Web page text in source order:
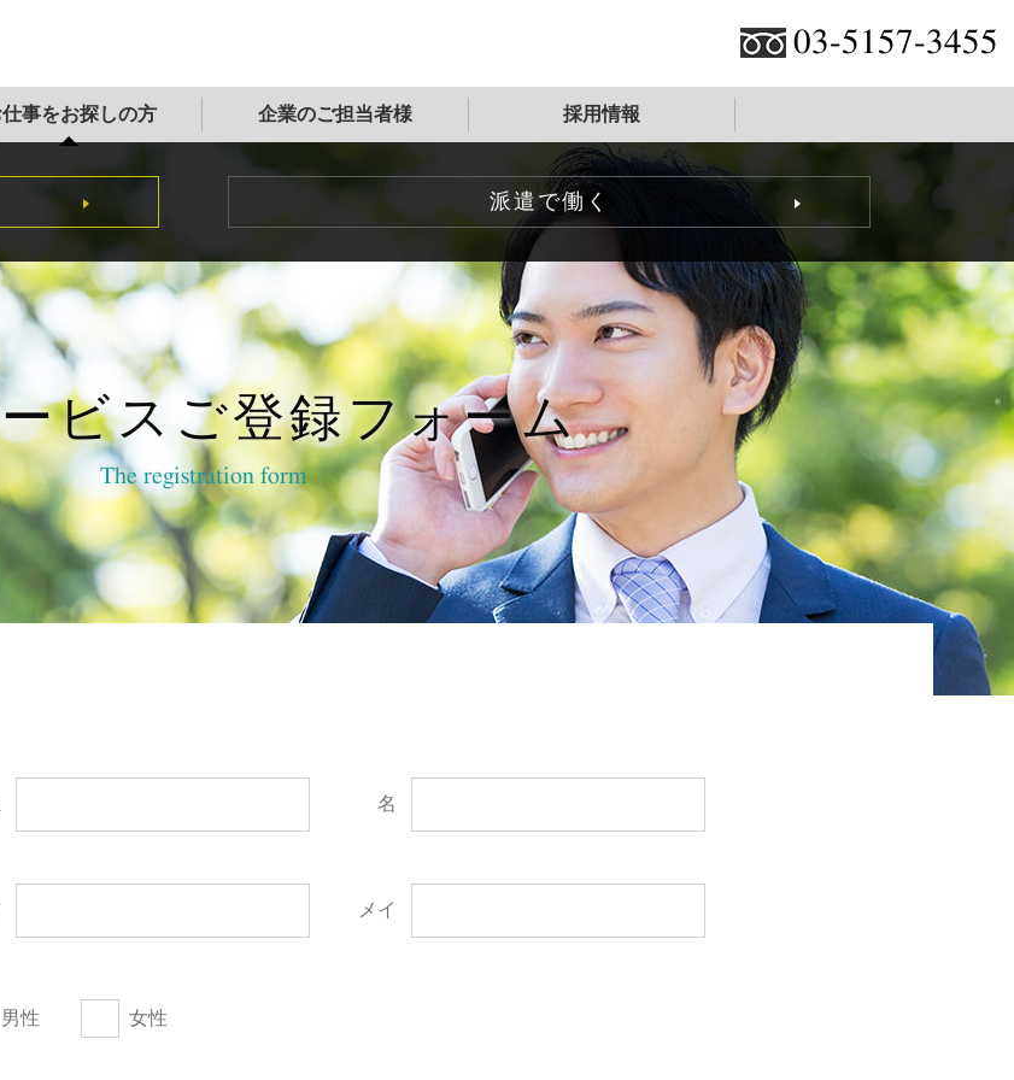
03-5157-3455
仕事をお探しの方 企業のご担当者様 採用情報
派遣で働く
ビス ご登録フォーム
The registration form
名
メイ
男性 女性